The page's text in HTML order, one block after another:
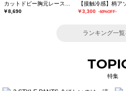
￥8,690 ￥3,300 -60%OFF-
ランキング一
特集